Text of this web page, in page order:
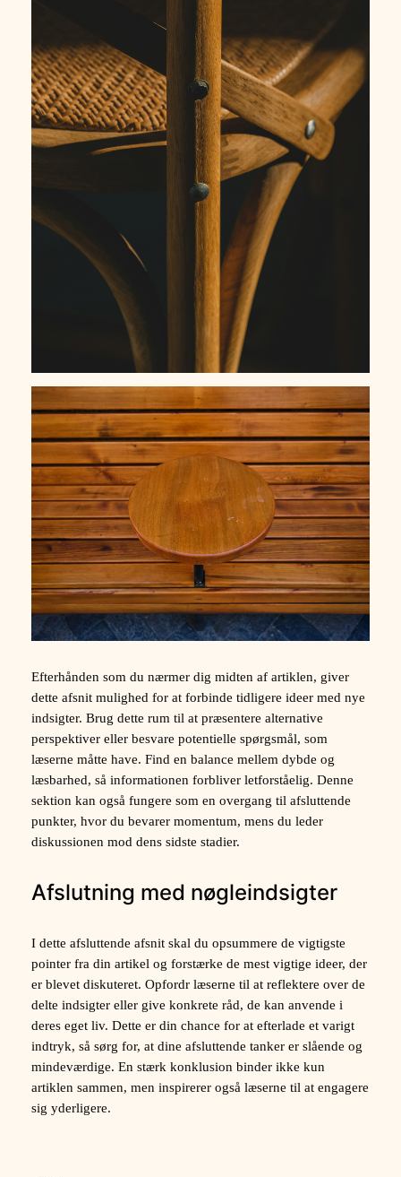
Efterhånden som du nærmer dig midten af artiklen, giver
dette afsnit mulighed for at forbinde tidligere ideer med nye
indsigter. Brug dette rum til at præsentere alternative
perspektiver eller besvare potentielle spørgsmål, som
læserne måtte have. Find en balance mellem dybde og
læsbarhed, så informationen forbliver letforståelig. Denne
sektion kan også fungere som en overgang til afsluttende
punkter, hvor du bevarer momentum, mens du leder
diskussionen mod dens sidste stadier.
Afslutning med nøgleindsigter
I dette afsluttende afsnit skal du opsummere de vigtigste
pointer fra din artikel og forstærke de mest vigtige ideer, der
er blevet diskuteret. Opfordr læserne til at reflektere over de
delte indsigter eller give konkrete råd, de kan anvende i
deres eget liv. Dette er din chance for at efterlade et varigt
indtryk, så sørg for, at dine afsluttende tanker er slående og
mindeværdige. En stærk konklusion binder ikke kun
artiklen sammen, men inspirerer også læserne til at engagere
sig yderligere.